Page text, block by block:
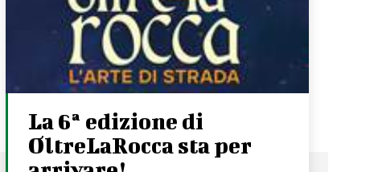
La 6ª edizione di
OltreLaRocca sta per